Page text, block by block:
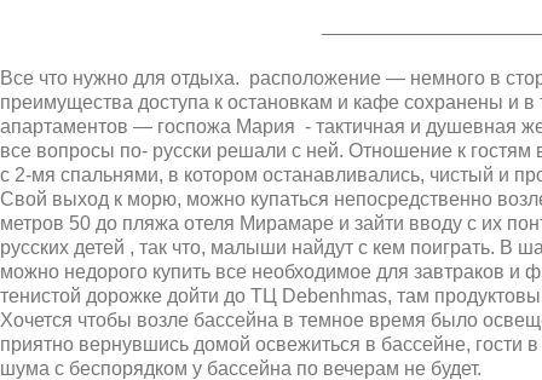
Все что нужно для отдыха. расположение — немного в
преимущества доступа к остановкам и кафе сохранены и
апартаментов — госпожа Мария - тактичная и душевная
все вопросы по- русски решали с ней. Отношение к
с 2-мя спальнями, в котором останавливались, чистый и
Свой выход к морю, можно купаться непосредственно
метров 50 до пляжа отеля Мирамаре и зайти вводу с их
русских детей , так что, малыши найдут с кем поиграть. В
можно недорого купить все необходимое для завтраков и
тенистой дорожке дойти до ТЦ Debenhmas, там
Хочется чтобы возле бассейна в темное время было
приятно вернувшись домой освежиться в бассейне,
шума с беспорядком у бассейна по вечерам не будет.